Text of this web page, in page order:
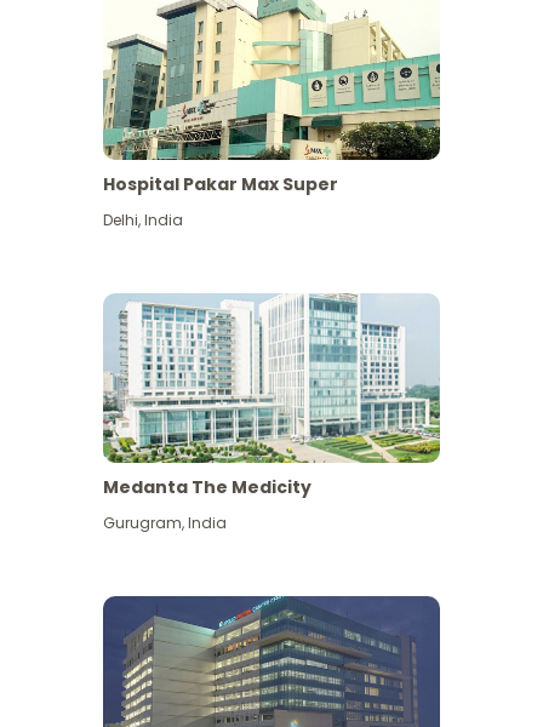
Hospital Pakar Max Super
Delhi,India
Medanta The Medicity
Gurugram,India